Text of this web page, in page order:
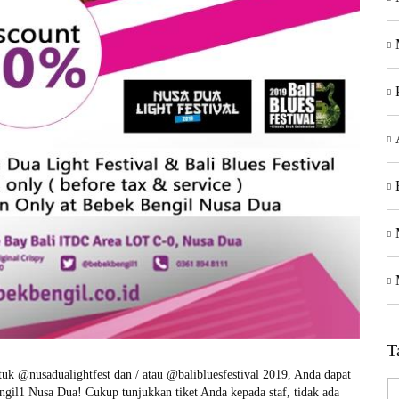
@nusadualightfest dan / atau @balibluesfestival 2019, Anda dapat
Nusa Dua! Cukup tunjukkan tiket Anda kepada staf, tidak ada